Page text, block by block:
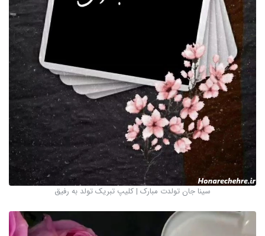
سینا جان تولدت مبارک | کلیپ تبریک تولد به رفیق